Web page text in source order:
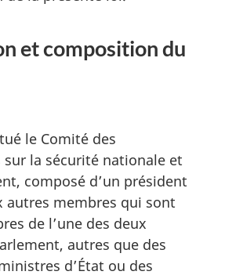
et composition du
le Comité des
la sécurité nationale et
composé d’un président
autres membres qui sont
de l’une des deux
autres que des
d’État ou des